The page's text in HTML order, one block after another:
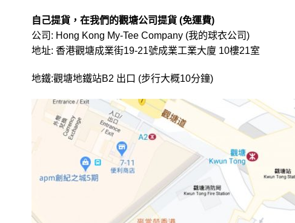
自己提貨，在我們的觀塘公司提貨 (免運費)
公司: Hong Kong My-Tee Company (我的球衣公司)
地址: 香港觀塘成業街19-21號成業工業大廈 10樓21室
地鐵:觀塘地鐵站B2 出口 (步行大概10分鐘)